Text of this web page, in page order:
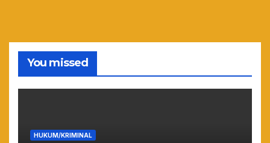
You missed
HUKUM/KRIMINAL